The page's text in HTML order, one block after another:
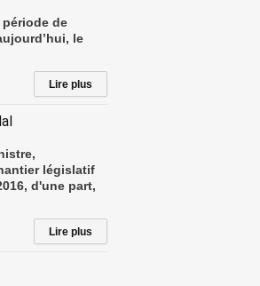
de
le
Lire plus
législatif
d'une part,
Lire plus